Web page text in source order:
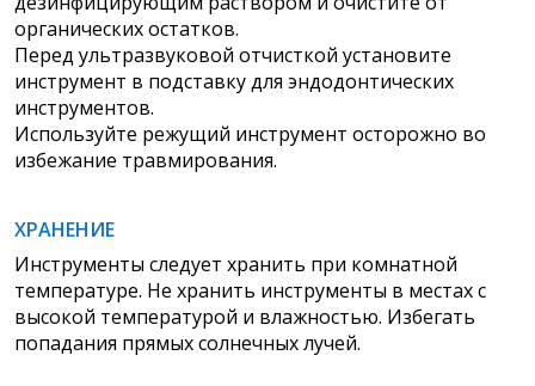
органических остатков.
Перед ультразвуковой отчисткой установите
инструмент в подставку для эндодонтических
инструментов.
Используйте режущий инструмент осторожно во
избежание травмирования.
ХРАНЕНИЕ
Инструменты следует хранить при комнатной
температуре. Не хранить инструменты в местах с
высокой температурой и влажностью. Избегать
попадания прямых солнечных лучей.